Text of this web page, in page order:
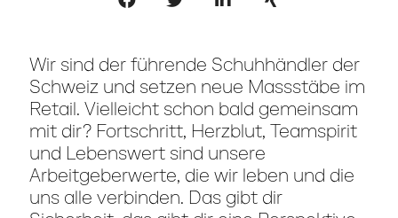
Wir sind der führende Schuhhändler der
Schweiz und setzen neue Massstäbe im
Retail. Vielleicht schon bald gemeinsam
mit dir? Fortschritt, Herzblut, Teamspirit
und Lebenswert sind unsere
Arbeitgeberwerte, die wir leben und die
uns alle verbinden. Das gibt dir